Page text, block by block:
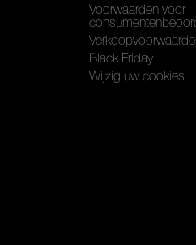
Voorwaarden voor
Black Friday
Wijzig uw cookies